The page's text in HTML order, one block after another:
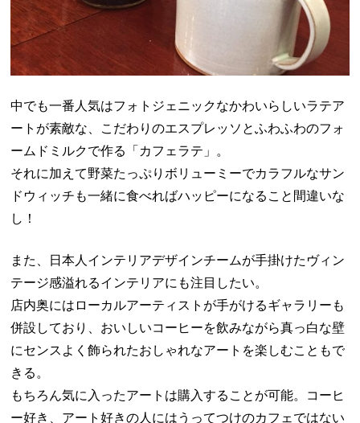
中でも一番人気はフォトジェニックなかわいらしいラテア
ートが素敵な、こだわりのエスプレッソとふわふわのフォ
ームドミルクで作る「カフェラテ」。
それに加えて野菜たっぷりボリューミーでカラフルなサン
ドウィッチも一緒に食べればハッピーになること間違いな
し！
また、日本人インテリアデザインチームが手掛けたヴィン
テージ感溢れるインテリアにも注目したい。
店内奥にはローカルアーティストが手がけるギャラリーも
併設しており、おいしいコーヒーを飲みながら真っ白な壁
にセンスよく飾られたおしゃれなアートを楽しむこともで
きる。
もちろん気に入ったアートは購入することが可能。コーヒ
ー好き、アート好きの人にはうってつけのカフェではない